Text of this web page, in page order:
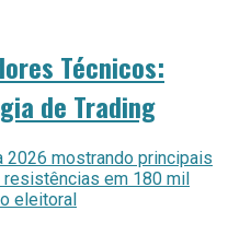
Técnicos:
de Trading